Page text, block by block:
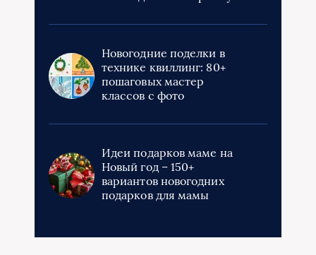
Новогодние поделки в
технике квиллинг: 80+
пошаговых мастер
классов с фото
Идеи подарков маме на
Новый год – 150+
вариантов новогодних
подарков для мамы